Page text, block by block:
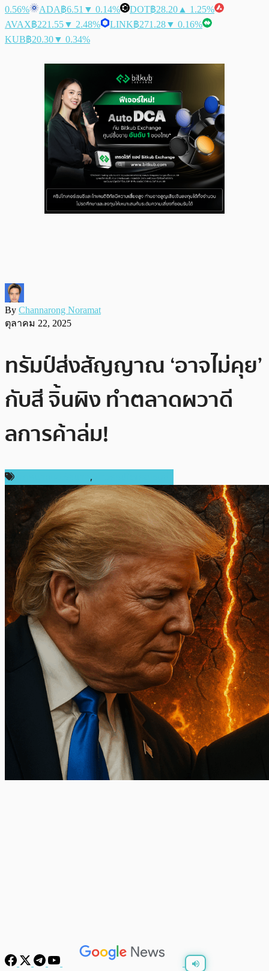
0.56%
ADA฿6.51 ▼ 0.14% DOT฿28.20 ▲ 1.25%
AVAX฿221.55▼ 2.48% LINK฿271.28▼ 0.16%
KUB฿20.30▼ 0.34%
By Channarong Noramat
ตุลาคม 22, 2025
ทรัมป์ส่งสัญญาณ ‘อาจไม่คุย’
กับสี จิ้นผิง ทำตลาดผวาดี
ลการค้าล่ม!
,